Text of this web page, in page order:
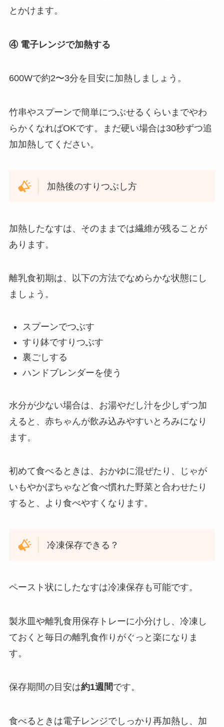
とかけます。
④ 電子レンジで加熱する
600Wで約2〜3分を目安に加熱しましょう。
竹串やスプーンで簡単につぶせるくらいまでやわ
らかくなればOKです。まだ硬い場合は30秒ずつ追
加加熱してください。
加熱後のすりつぶし方
加熱したなすは、そのままでは繊維が残ることが
あります。
離乳食初期は、以下の方法でなめらかな状態にし
ましょう。
スプーンでつぶす
すり鉢ですりつぶす
裏ごしする
ハンドブレンダーを使う
水分が少ない場合は、お湯やだし汁を少しずつ加
えると、赤ちゃんが飲み込みやすいとろみになり
ます。
初めて食べるときは、おかゆに混ぜたり、じゃが
いもやかぼちゃなど食べ慣れた野菜と合わせたり
すると、より食べやすくなります。
冷凍保存できる？
ペースト状にしたなすは冷凍保存も可能です。
製氷皿や離乳食用保存トレーに小分けし、冷凍し
ておくと毎日の離乳食作りがぐっと楽になりま
す。
保存期間の目安は約1週間です。
食べるときは電子レンジでしっかり再加熱し、加